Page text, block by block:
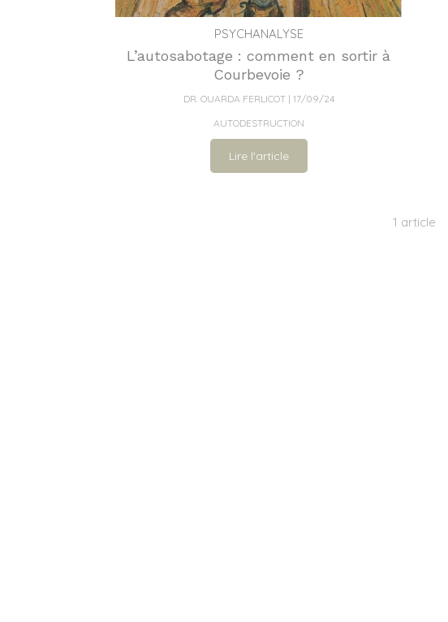
PSYCHANALYSE
L’autosabotage : comment en sortir à
Courbevoie ?
DR. OUARDA FERLICOT
17/09/24
AUTODESTRUCTION
Lire l'article
1 article